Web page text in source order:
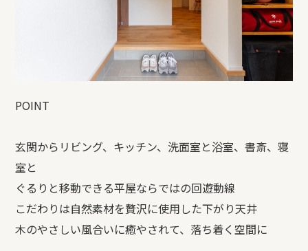
POINT
玄関からリビング、キッチン、洗面室と浴室、書斎、寝
室と
ぐるりと移動できる平屋ならではの回遊動線
こだわりは自然素材を贅沢に使用した下がり天井
木のやさしい風合いに癒やされて、落ち着く空間に